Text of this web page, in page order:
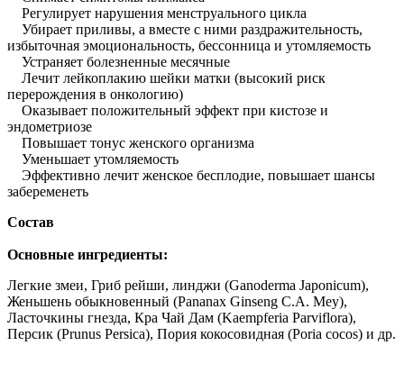
Регулирует нарушения менструального цикла
Убирает приливы, а вместе с ними раздражительность,
избыточная эмоциональность, бессонница и утомляемость
Устраняет болезненные месячные
Лечит лейкоплакию шейки матки (высокий риск
перерождения в онкологию)
Оказывает положительный эффект при кистозе и
эндометриозе
Повышает тонус женского организма
Уменьшает утомляемость
Эффективно лечит женское бесплодие, повышает шансы
забеременеть
Состав
Основные ингредиенты:
Легкие змеи, Гриб рейши, линджи (Ganoderma Japonicum),
Женьшень обыкновенный (Pananax Ginseng С.А. Меу),
Ласточкины гнезда, Кра Чай Дам (Kaempferia Parviflora),
Персик (Prunus Persica), Пория кокосовидная (Poria cocos) и др.